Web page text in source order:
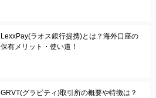
LexxPay(ラオス銀行提携)とは？海外口座の
保有メリット・使い道！
GRVT(グラビティ)取引所の概要や特徴は？